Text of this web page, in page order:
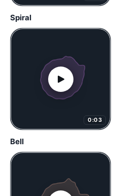
Spiral
0:03
Bell